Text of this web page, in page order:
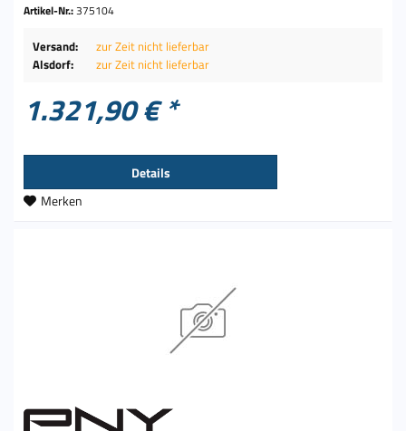
Artikel-Nr.:375104
Versand:
zur Zeit nicht lieferbar
Alsdorf:
zur Zeit nicht lieferbar
1.321,90 € *
Details
Merken